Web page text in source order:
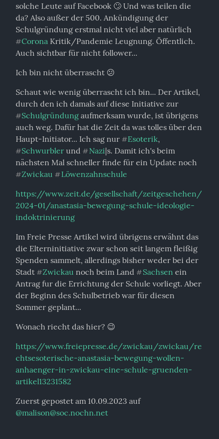
solche Leute auf Facebook 🙄 Und was teilen die
da? Also außer der 500. Ankündigung der
#Corona Kritik/Pandemie Leugnung. Öffentlich.
Auch sichtbar für nicht follower...
Ich bin nicht überrascht 😕
Schaut wie wenig überrascht ich bin... Der Artikel,
#Schulgründung aufmerksam wurde, ist übrigens
auch weg. Dafür hat die Zeit da was tolles über den
Haupt-Initiator... Ich sag nur #Esoterik
#Schwurbler und #Nazi|s. Damit ich's beim
#Zwickau #Löwenzahnschule
https://www.zeit.de/gesellschaft/zeitgeschehen/
2024-01/anastasia-bewegung-schule-ideologie-
indoktrinierung
Im Freie Presse Artikel wird übrigens erwähnt das
die Elterninitiative zwar schon seit langem fleißig
Spenden sammelt, allerdings bisher weder bei der
Stadt #Zwickau noch beim Land #Sachsen ein
Antrag fur die Errichtung der Schule vorliegt. Aber
der Beginn des Schulbetrieb war für diesen
Sommer geplant...
Wonach riecht das hier? 😉
https://www.freiepresse.de/zwickau/zwickau/re
chtsesoterische-anastasia-bewegung-wollen-
anhaenger-in-zwickau-eine-schule-gruenden-
artikel13231582
Zuerst gepostet am 10.09.2023 auf
@malison@soc.nochn.net